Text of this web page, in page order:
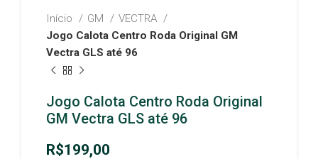
Início GM
VECTRA
Jogo Calota Centro Roda Original GM
Vectra GLS até 96
Jogo Calota Centro Roda Original
GM Vectra GLS até 96
R$199,00